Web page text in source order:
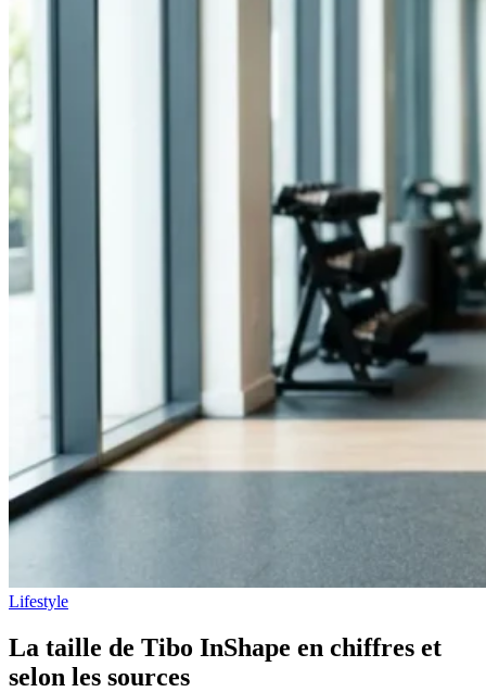
Lifestyle
La taille de Tibo InShape en chiffres et
selon les sources